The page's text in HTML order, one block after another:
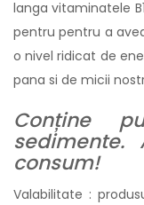
langa vitaminatele
pentru pentru a
o nivel ridicat de
pana si de micii
Conține
consum!
Valabilitate :